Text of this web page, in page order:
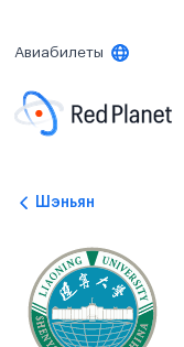
Авиабилеты
Шэньян